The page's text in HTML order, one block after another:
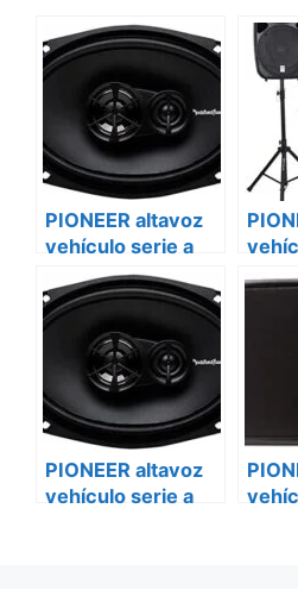
PIONEER altavoz
vehículo serie a
ts-a6880f Fiat
PIONEER altavoz
vehículo serie a